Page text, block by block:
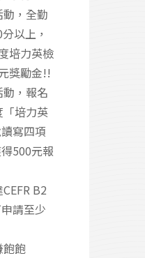
，全勤
以上，
培力英檢
獎勵金!!
，報名
「培力英
寫四項
500元報
B2
請至少
飽飽